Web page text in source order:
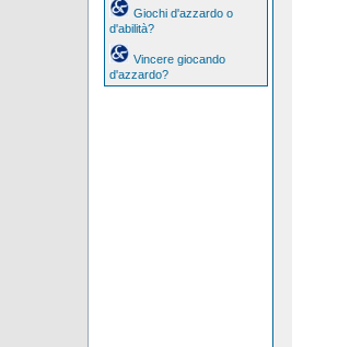
Giochi d'azzardo o
d'abilità?
Vincere giocando
d'azzardo?